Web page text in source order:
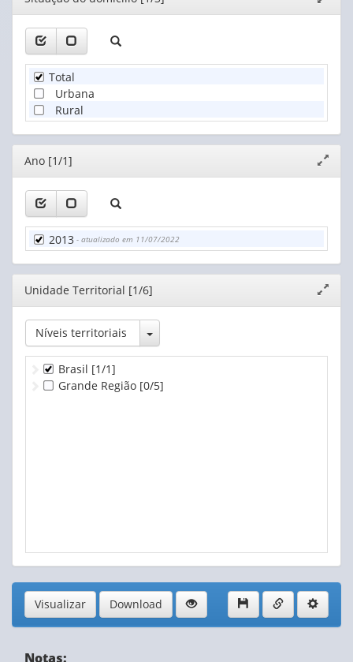
janela
Total
Urbana
Rural
Editor
janela
Ano [1/1]
2013 - atualizado em 11/07/2022
Editor
janela
Unidade Territorial [1/6]
Níveis territoriais Toggle Dropdown
Brasil [1/1]
Grande Região [0/5]
Visualizar Download
Notas: